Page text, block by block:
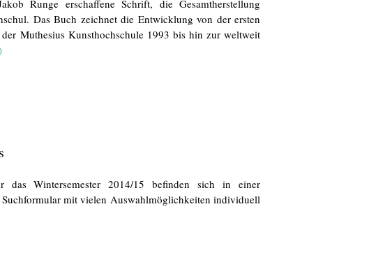
Runge erschaffene Schrift, die Gesamtherstellung
Das Buch zeichnet die Entwicklung von der ersten
Muthesius Kunsthochschule 1993 bis hin zur weltweit
das Wintersemester 2014/15 befinden sich in einer
mit vielen Auswahlmöglichkeiten individuell